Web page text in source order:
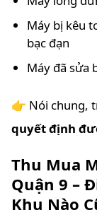
Máy bị kêu
bạc đạn
Máy đã sửa
👉 Nói chung,
quyết định
Thu Mua
Quận 9 –
Khu Nào